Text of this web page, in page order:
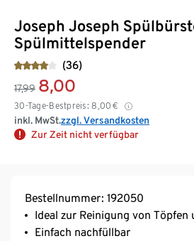
Joseph Joseph
Spülmittelspender
(36)
17,99 8,00
30-Tage-Bestpreis: 8,00 €
inkl. MwSt.zzgl. Versandkosten
Zur Zeit nicht verfügbar
Bestellnummer: 192050
Ideal zur Reinigung von Töpfen
Einfach nachfüllbar